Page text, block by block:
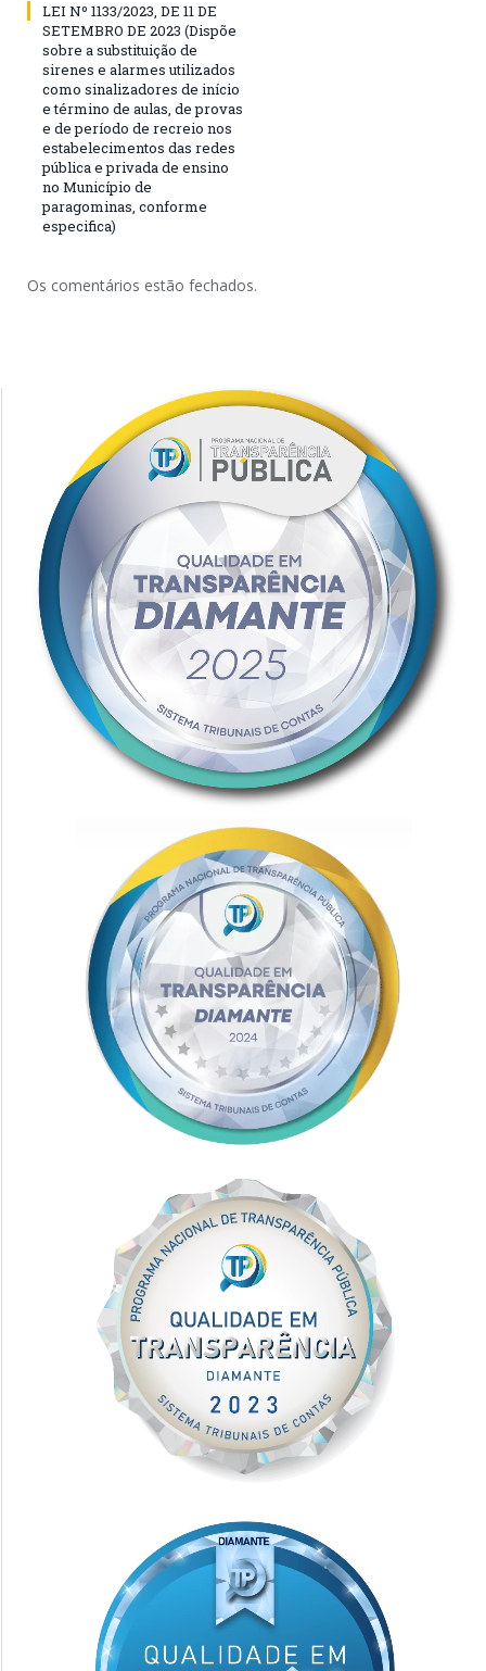
LEI Nº 1133/2023, DE 11 DE
SETEMBRO DE 2023 (Dispõe
sobre a substituição de
sirenes e alarmes utilizados
como sinalizadores de início
e término de aulas, de provas
e de período de recreio nos
estabelecimentos das redes
pública e privada de ensino
no Município de
paragominas, conforme
especifica)
Os comentários estão fechados.